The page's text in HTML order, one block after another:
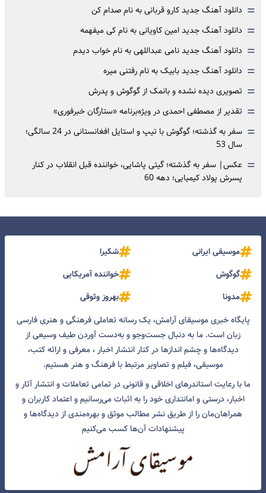
= دانلود آهنگ جدید کارو قربانی به نام صدام کن
= دانلود آهنگ جدید امین کاویانی به نام کی میفهمه
= دانلود آهنگ جدید نامی عبداللهی به نام خواب دیدم
= دانلود آهنگ جدید بابیک به نام رفتنی میره
= تصویری دیده نشده و بانمک از گوگوش و پدرش
= تقدیر از مصطفی احمدی در ویژه‌برنامه «ستارگان خبرفوری»
=
سفر به گذشته؛ گوگوش با تیپ و استایل افغانستانی در 24 سالگی؛
سال 53
= عکس| سفر به گذشته؛ گیتی پاشایی، خواننده قبل انقلاب در کنار
پسرش پولاد کیمیایی؛ دهه 60
موسیقی ایرانی
شکیرا
گوگوش
خواننده آمریکایی
مدونا
بهروز وثوقی
پایگاه خبری موسیقای آرامش، یک رسانه تعاملی فرهنگی و هنری فارسی
زبان است. ما به دنبال جست‌و‌جو و به‌دست آوردن طیف وسیعی از
دیدگاه‌ها و چشم انداز‌ها در کنار انتشار اخبار ، معرفی و ارائه کتب،
موسیقی، فیلم و تصاویر مرتبط با فرهنگ و هنر هستیم.
ما با رعایت استاندرهای اخلاقی و قانونی در تمامی تعاملات و انتشار آثار و
اخبار، درستی و امانتداری خود را به اثبات می‌رسانیم و اعتماد کاربران و
همراهان‌مان را از طریق نشر مطالب موثق و بهره‌مندی از دیدگاه‌ها و
پیشنهادات آن‌ها کسب می‌کنیم